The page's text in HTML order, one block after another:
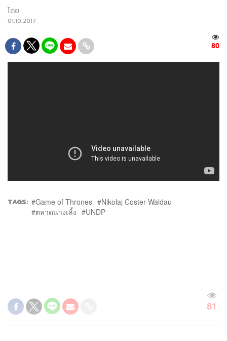
โดย
01.10.2017
80
TAGS: Game of Thrones
Nikolaj Coster-Waldau
ตลาดนางเลิ้ง
UNDP
81